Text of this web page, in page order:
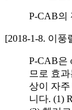
P-CAB의
[2018-1-8. 이
P-CAB은
므로 효
상이 자
니다. (1)